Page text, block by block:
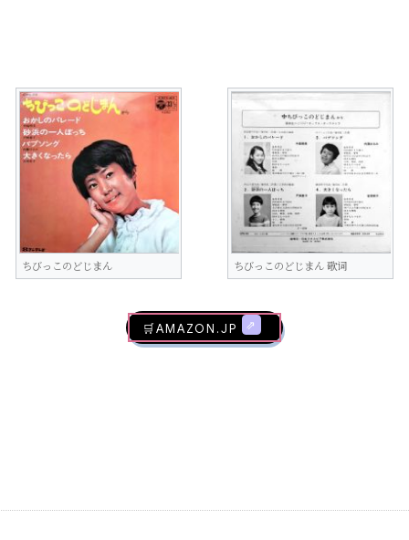
ちびっこのどじまん ちびっこのどじまん 歌词
🛒AMAZON.jp